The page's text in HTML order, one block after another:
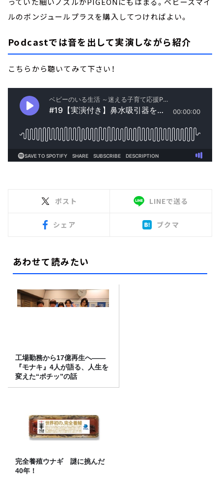
ルのボンジュールプラスを購入してつければよい。
Podcastでは音を出して実演しながら紹介
こちらから聴いてみて下さい！
ポスト LINEで送る
シェア ブクマ
あわせて読みたい
工場勤務から17億再生へ——
『モナキ』4人が語る、人生を
変えた“ポチッ”の話
完全養殖ウナギ 謎に挑んだ
40年！